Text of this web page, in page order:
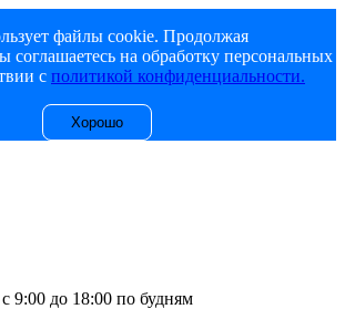
файлы cookie. Продолжая
соглашаетесь на обработку персональных
с политикой конфиденциальности.
Хорошо
9:00 до 18:00 по будням